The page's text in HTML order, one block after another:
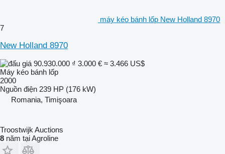
máy kéo bánh lốp New Holland 8970
7
New Holland 8970
90.930.000 ₫ 3.000 € ≈ 3.466 US$
Máy kéo bánh lốp
2000
Nguồn điện 239 HP (176 kW)
Romania, Timişoara
Troostwijk Auctions
8 năm tại Agroline